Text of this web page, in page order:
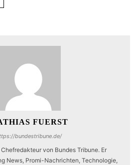
FUERST
bundestribune.de/
von Bundes Tribune. Er
News, Promi-Nachrichten, Technologie,